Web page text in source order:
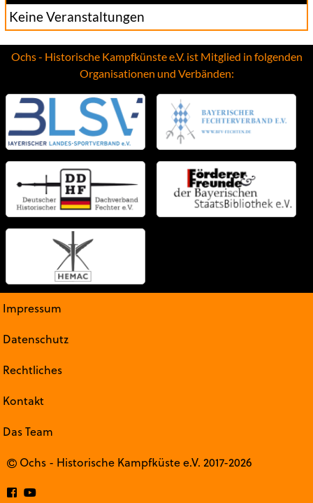
Keine Veranstaltungen
Ochs - Historische Kampfkünste e.V. ist Mitglied in folgenden
Organisationen und Verbänden:
Impressum
Datenschutz
Rechtliches
Kontakt
Das Team
Ochs - Historische Kampfküste e.V. 2017-2026